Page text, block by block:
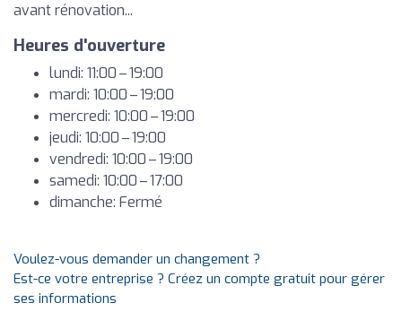
avant rénovation...
Heures d'ouverture
lundi: 11:00 – 19:00
mardi: 10:00 – 19:00
mercredi: 10:00 – 19:00
jeudi: 10:00 – 19:00
vendredi: 10:00 – 19:00
samedi: 10:00 – 17:00
dimanche: Fermé
Voulez-vous demander un changement ?
Est-ce votre entreprise ? Créez un compte gratuit pour gérer
ses informations